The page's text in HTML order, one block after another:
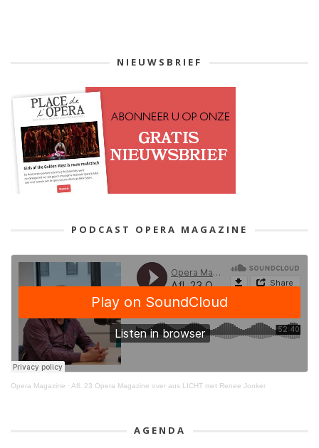
NIEUWSBRIEF
PODCAST OPERA MAGAZINE
Opera Magazine · Afl. 23 Opera Magazine over aus LICHT met Renee Jonker
AGENDA